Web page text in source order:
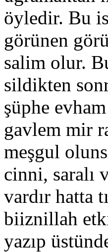
öyledir. Bu
görünen
salim olur.
sildikten
şüphe
gavlem mir
meşgul
cinni, saralı
vardır hatta
biiznillah
yazıp